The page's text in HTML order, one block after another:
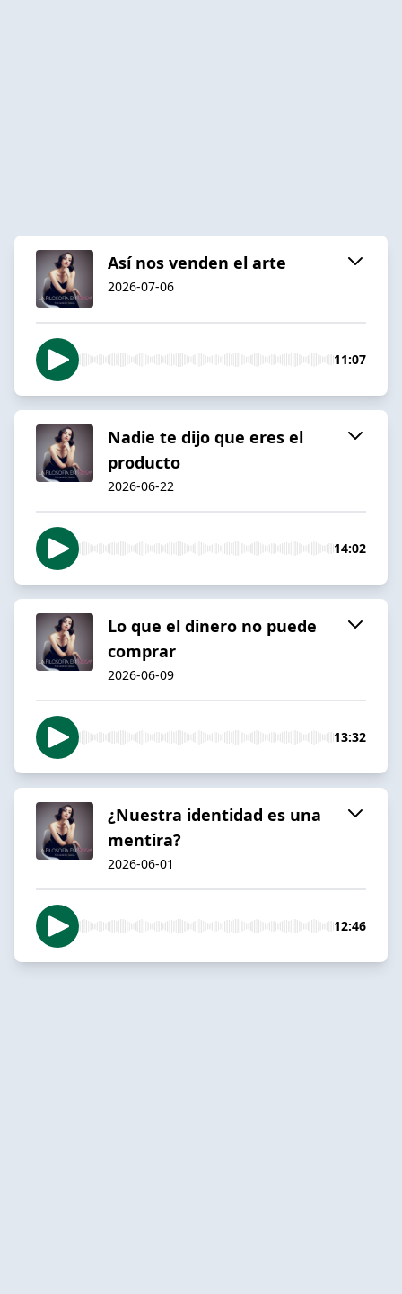
Así nos venden el arte
2026-07-06
11:07
Nadie te dijo que eres el
producto
2026-06-22
14:02
Lo que el dinero no puede
comprar
2026-06-09
13:32
¿Nuestra identidad es una
mentira?
2026-06-01
12:46